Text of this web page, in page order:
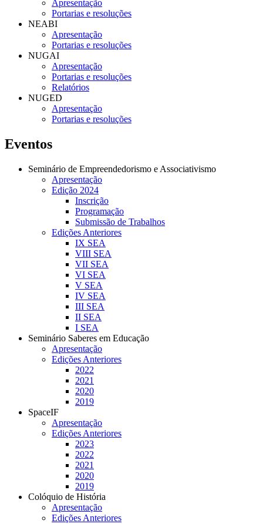
Apresentação
Portarias e resoluções
NEABI
Apresentação
Portarias e resoluções
NUGAI
Apresentação
Portarias e resoluções
Relatórios
NUGED
Apresentação
Portarias e resoluções
Eventos
Seminário de Empreendedorismo e Associativismo
Apresentação
Edição 2024
Inscrição
Programação
Submissão de Trabalhos
Edições Anteriores
IX SEA
VIII SEA
VII SEA
VI SEA
V SEA
IV SEA
III SEA
II SEA
I SEA
Seminário Saberes em Educação
Apresentação
Edições Anteriores
2022
2021
2020
2019
SpaceIF
Apresentação
Edições Anteriores
2023
2022
2021
2020
2019
Colóquio de História
Apresentação
Edições Anteriores